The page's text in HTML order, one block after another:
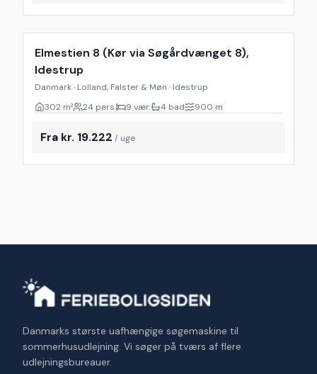
Inkl. rengøring
Elmestien 8 (Kør via Søgårdvænget 8),
Idestrup
Danmark · Lolland, Falster & Møn · Idestrup
302 m² 24 pers. 9 vær. 4 bad 900 m
Fra kr. 19.222 / uge
Danmarks største uafhængige søgemaskine til
sommerhusudlejning. Vi søger på tværs af flere
udlejningsbureauer.